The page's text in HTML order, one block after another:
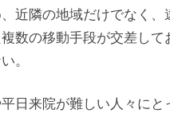
近隣の地域だけでなく
数の移動手段が交差し
。
日来院が難しい人々にと